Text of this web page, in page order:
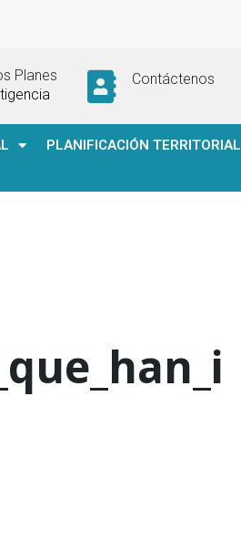
Planes
Contáctenos
PLANIFICACIÓN TERRITORIAL